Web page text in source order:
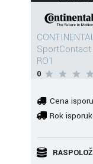
SportContact
RO1
0
Cena
Rok